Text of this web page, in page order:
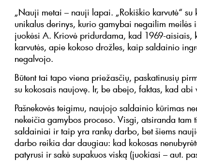
„Nauji metai – nauji lapai. „Rokiškio karvutė“
unikalus derinys, kurio gamybai negailim meilės
juokėsi A. Kriovė pridurdama, kad 1969-aisiais,
karvutės, apie kokoso drožles, kaip saldainio
negalvojo.
Būtent tai tapo viena priežasčių, paskatinusių
su kokosais naujovę. Ir, be abejo, faktas, kad abi
Pašnekovės teigimu, naujojo saldainio kūrimas
nekeičia gamybos proceso. Visgi, atsiranda tam
saldainiai ir taip yra rankų darbo, bet šiems
darbo reikia dar daugiau: kad kokosas
patyrusi ir sakė supakuos viską (juokiasi – aut.